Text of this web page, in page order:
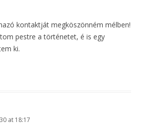
kontaktját megköszönném mélben!
pestre a történetet, é is egy
ki.
at 18:17